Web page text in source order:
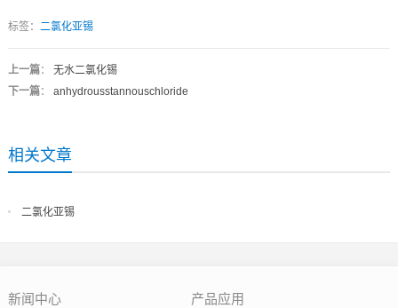
标签： 二氯化亚锡
上一篇： 无水二氯化锡
下一篇： anhydrousstannouschloride
相关文章
二氯化亚锡
新闻中心 产品应用